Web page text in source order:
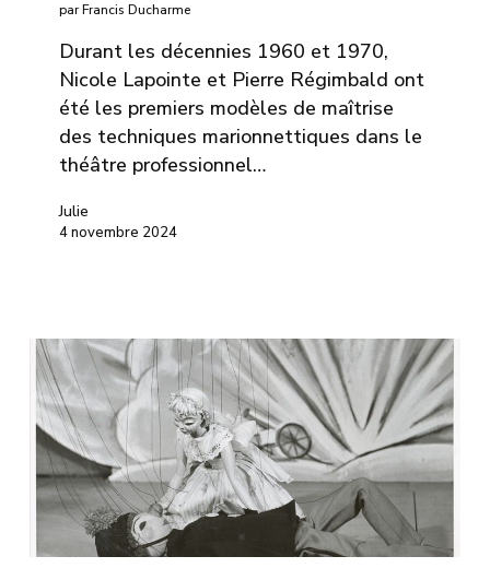
par Francis Ducharme
Durant les décennies 1960 et 1970,
Nicole Lapointe et Pierre Régimbald ont
été les premiers modèles de maîtrise
des techniques marionnettiques dans le
théâtre professionnel…
Julie
4 novembre 2024